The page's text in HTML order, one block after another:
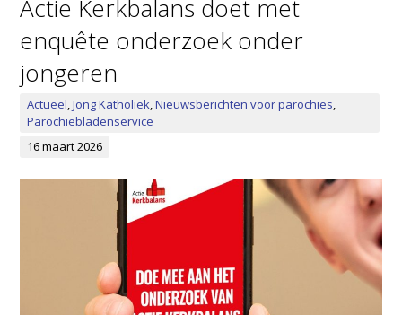
Actie Kerkbalans doet met
enquête onderzoek onder
jongeren
Actueel,Jong Katholiek,Nieuwsberichten voor parochies,
Parochiebladenservice
16 maart 2026